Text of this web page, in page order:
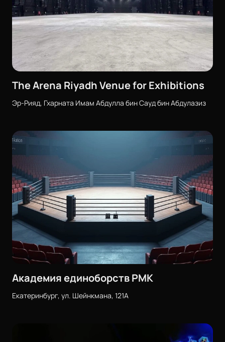
The Arena Riyadh Venue for Exhibitions
Эр-Рияд, Гхарната Имам Абдулла бин Сауд бин Абдулазиз
Академия единоборств РМК
Екатеринбург, ул. Шейнкмана, 121А